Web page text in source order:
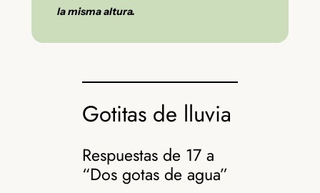
la misma altura.
Gotitas de lluvia
Respuestas de 17 a
“Dos gotas de agua”